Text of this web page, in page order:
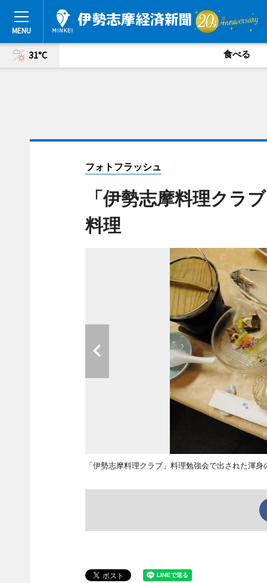
31°C 食べる
フォトフラッシュ
「伊勢志摩料理クラ
料理
「伊勢志摩料理クラブ」料理勉強会で出された渾